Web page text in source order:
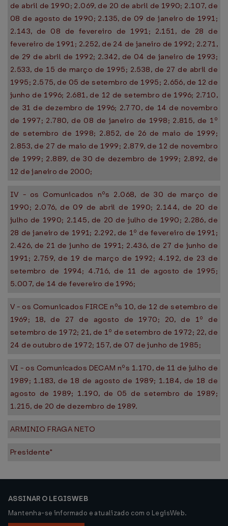
de abril de 1990; 2.069, de 20 de abril de 1990; 2.107, de
08 de agosto de 1990; 2.135, de 09 de janeiro de 1991;
2.143, de 08 de fevereiro de 1991; 2.151, de 28 de
fevereiro de 1991; 2.252, de 24 de janeiro de 1992; 2.271,
de 29 de abril de 1992; 2.342, de 04 de janeiro de 1993;
2.533, de 15 de março de 1995; 2.538, de 27 de abril de
1995; 2.575, de 05 de setembro de 1995; 2.656, de 12 de
junho de 1996; 2.681, de 12 de setembro de 1996; 2.710,
de 31 de dezembro de 1996; 2.770, de 14 de novembro
de 1997; 2.780, de 08 de janeiro de 1998; 2.815, de 1º
de setembro de 1998; 2.852, de 26 de maio de 1999;
2.853, de 27 de maio de 1999; 2.879, de 12 de novembro
de 1999; 2.889, de 30 de dezembro de 1999; 2.892, de
12 de janeiro de 2000;
IV - os Comunicados nºs 2.068, de 30 de março de
1990; 2.076, de 09 de abril de 1990; 2.144, de 20 de
julho de 1990; 2.145, de 20 de julho de 1990; 2.286, de
28 de janeiro de 1991; 2.292, de 1º de fevereiro de 1991;
2.426, de 21 de junho de 1991; 2.436, de 27 de junho de
1991; 2.759, de 19 de março de 1992; 4.192, de 23 de
setembro de 1994; 4.716, de 11 de agosto de 1995;
5.007, de 14 de fevereiro de 1996;
V - os Comunicados FIRCE nºs 10, de 12 de setembro de
1969; 18, de 27 de agosto de 1970; 20, de 1º de
setembro de 1972; 21, de 1º de setembro de 1972; 22, de
24 de outubro de 1972; 157, de 07 de junho de 1985;
VI - os Comunicados DECAM nºs 1.170, de 11 de julho de
1989; 1.183, de 18 de agosto de 1989; 1.184, de 18 de
agosto de 1989; 1.190, de 05 de setembro de 1989;
1.215, de 20 de dezembro de 1989.
ARMINIO FRAGA NETO
Presidente"
ASSINAR O LEGISWEB
Mantenha-se informado e atualizado com o LegisWeb.